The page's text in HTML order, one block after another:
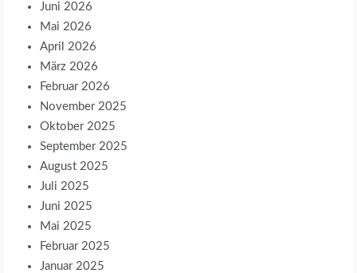
Juni 2026
Mai 2026
April 2026
März 2026
Februar 2026
November 2025
Oktober 2025
September 2025
August 2025
Juli 2025
Juni 2025
Mai 2025
Februar 2025
Januar 2025